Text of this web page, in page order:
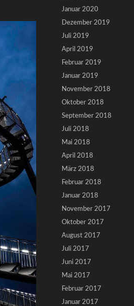
Januar 2020
Dezember 2019
Juli 2019
April 2019
Februar 2019
Januar 2019
November 2018
Oktober 2018
September 2018
Juli 2018
Mai 2018
April 2018
März 2018
Februar 2018
Januar 2018
November 2017
Oktober 2017
August 2017
Juli 2017
Juni 2017
Mai 2017
Februar 2017
Januar 2017